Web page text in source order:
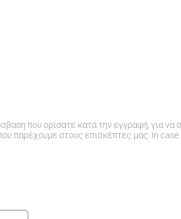
που ορίσατε κατά την εγγραφή, για να
παρέχουμε στους επισκέπτες μας. In